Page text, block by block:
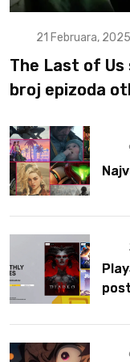
21 Februara, 2025
The Last of Us
broj epizoda